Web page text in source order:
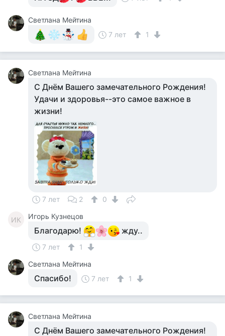
Светлана Мейтина
7 лет
1
Светлана Мейтина
С Днём Вашего замечательного Рождения!
Удачи и здоровья--это самое важное в
жизни!
7 лет 2 0
ИК Игорь Кузнецов
Благодарю! жду..
7 лет
1
Светлана Мейтина
Спасибо! 7 лет 1
Светлана Мейтина
С Днём Вашего замечательного Рождения!